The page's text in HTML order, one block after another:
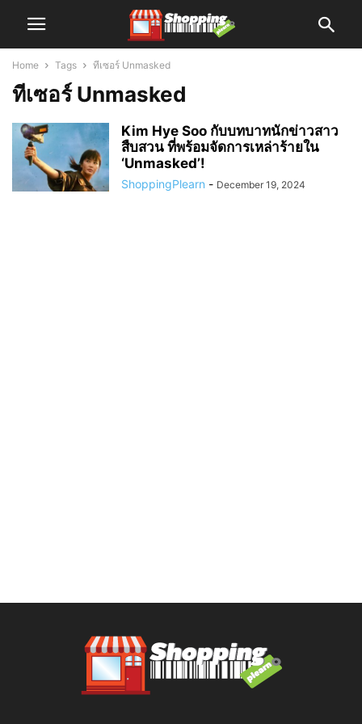
Home Tags ทีเซอร์ Unmasked
ทีเซอร์ Unmasked
Kim Hye Soo กับบทบาทนักข่าวสาว
สืบสวน ที่พร้อมจัดการเหล่าร้ายใน
‘Unmasked’!
ShoppingPlearn - December 19, 2024